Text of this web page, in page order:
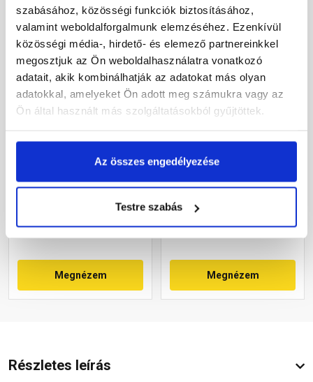
szabásához, közösségi funkciók biztosításához,
valamint weboldalforgalmunk elemzéséhez. Ezenkívül
közösségi média-, hirdető- és elemező partnereinkkel
megosztjuk az Ön weboldalhasználatra vonatkozó
adatait, akik kombinálhatják az adatokat más olyan
adatokkal, amelyeket Ön adott meg számukra vagy az
Ön által használt más szolgáltatásokból gyűjtöttek.
Az összes engedélyezése
Testre szabás
Montero/Veneto fekete
Rendelésre
8 775 Ft/ db
Megnézem
univerzális, DN100 antracit
Rendelésre
38 315 Ft/ db
Megnézem
Részletes leírás